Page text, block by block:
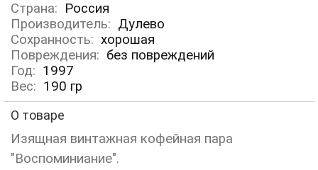
Страна: Россия
Производитель: Дулево
Сохранность: хорошая
Повреждения: без повреждений
Год: 1997
Вес: 190 гр
О товаре
Изящная винтажная кофейная пара
"Воспоминиание".